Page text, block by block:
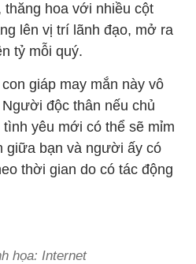
hoa với nhiều cột
lên vị trí lãnh đạo, mở ra
tỷ mỗi quý.
giáp may mắn này vô
độc thân nếu chủ
yêu mới có thể sẽ mỉm
giữa bạn và người ấy có
thời gian do có tác động
họa: Internet